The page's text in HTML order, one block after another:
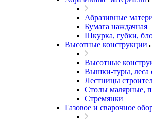
Абразивные
Бумага наждачная
Шкурка, губки,
Высотные конструкции
Высотные
Вышки-туры, леса
Лестницы
Столы малярные,
Стремянки
Газовое и сварочное